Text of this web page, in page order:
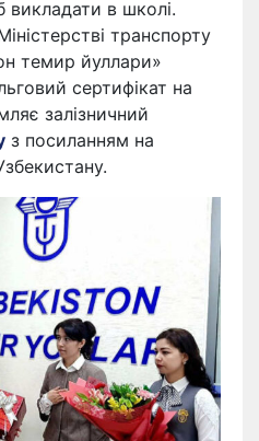
в школі.
транспорту
темир йуллари»
сертифікат на
залізничний
з посиланням на